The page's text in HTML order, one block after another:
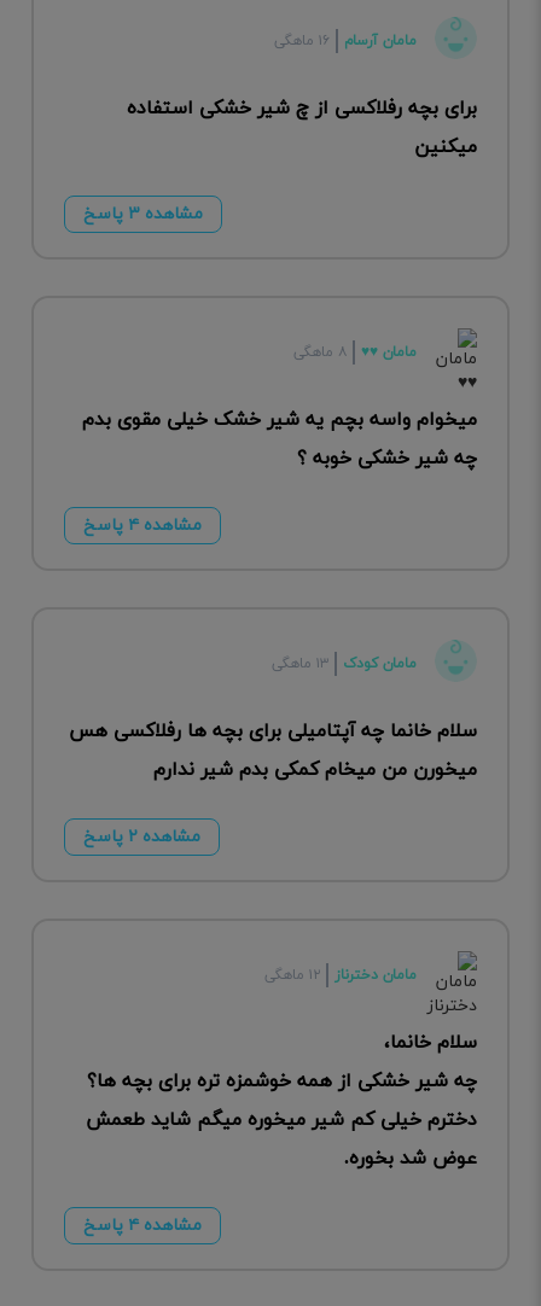
مامان آرسام ۱۶ ماهگی
برای بچه رفلاکسی از چ شیر خشکی استفاده
میکنین
مشاهده ۳ پاسخ
مامان ♥️♥️ ۸ ماهگی
میخوام واسه بچم یه شیر خشک خیلی مقوی بدم
چه شیر خشکی خوبه ؟
مشاهده ۴ پاسخ
مامان کودک ۱۳ ماهگی
سلام خانما چه آپتامیلی برای بچه ها رفلاکسی هس
‌میخورن من میخام کمکی بدم شیر ندارم
مشاهده ۲ پاسخ
مامان دخترناز ۱۲ ماهگی
سلام خانما،
چه شیر خشکی از همه خوشمزه تره برای بچه ها؟
دخترم خیلی کم شیر میخوره میگم شاید طعمش
عوض شد بخوره.
مشاهده ۴ پاسخ